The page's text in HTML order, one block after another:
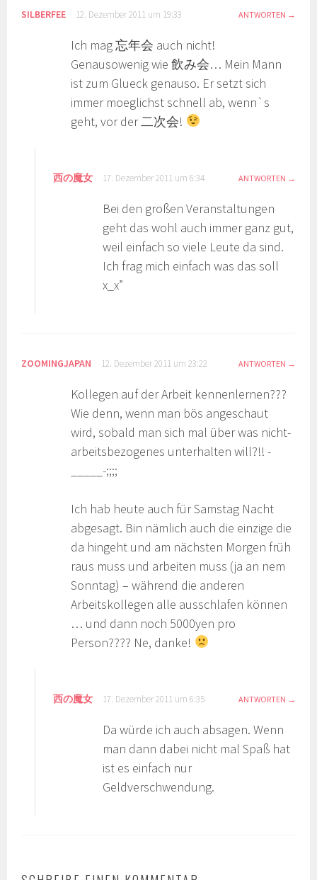
SILBERFEE 12. Dezember 2011 um 19:33 ANTWORTEN
Ich mag 忘年会 auch nicht!
Genausowenig wie 飲み会… Mein Mann
ist zum Glueck genauso. Er setzt sich
immer moeglichst schnell ab, wenn`s
geht, vor der 二次会!
西の魔女 17. Dezember 2011 um 6:34 ANTWORTEN
Bei den großen Veranstaltungen
geht das wohl auch immer ganz gut,
weil einfach so viele Leute da sind.
Ich frag mich einfach was das soll
x_x”
ZOOMINGJAPAN 12. Dezember 2011 um 23:22 ANTWORTEN
Kollegen auf der Arbeit kennenlernen???
Wie denn, wenn man bös angeschaut
wird, sobald man sich mal über was nicht-
arbeitsbezogenes unterhalten will?!! -
_____-;;;;
Ich hab heute auch für Samstag Nacht
abgesagt. Bin nämlich auch die einzige die
da hingeht und am nächsten Morgen früh
raus muss und arbeiten muss (ja an nem
Sonntag) – während die anderen
Arbeitskollegen alle ausschlafen können
… und dann noch 5000yen pro
Person???? Ne, danke!
西の魔女 17. Dezember 2011 um 6:35 ANTWORTEN
Da würde ich auch absagen. Wenn
man dann dabei nicht mal Spaß hat
ist es einfach nur
Geldverschwendung.